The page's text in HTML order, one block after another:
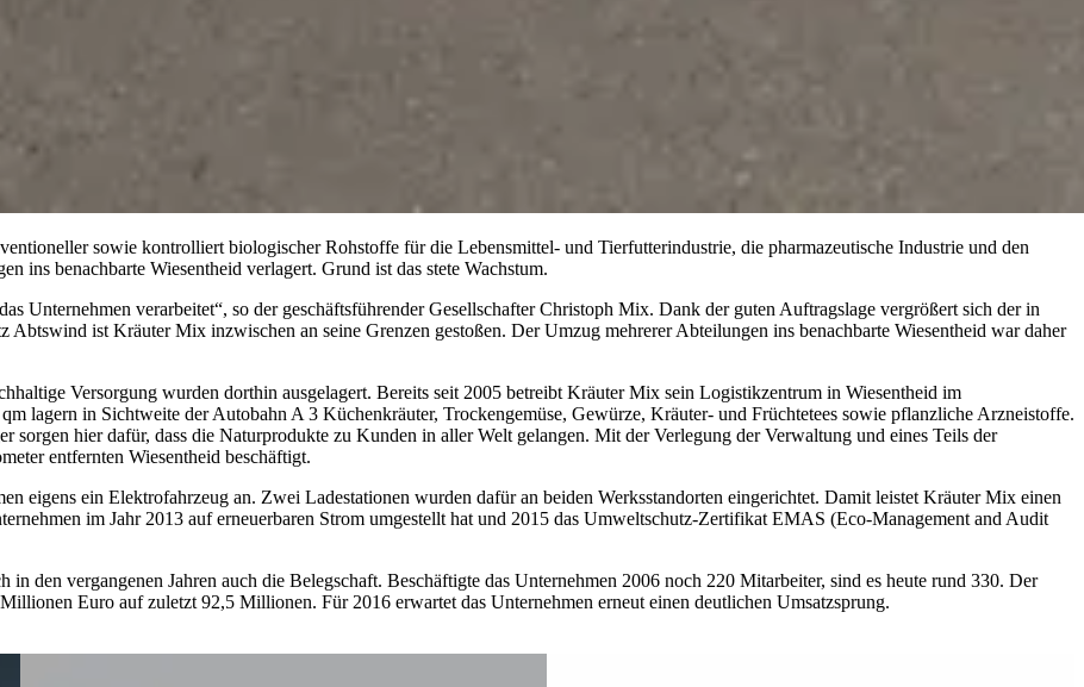
sowie kontrolliert biologischer Rohstoffe für die Lebensmittel- und Tierfutterindustrie, die pharmazeutische Industrie und den
ins benachbarte Wiesentheid verlagert. Grund ist das stete Wachstum.
Unternehmen verarbeitet“, so der geschäftsführender Gesellschafter Christoph Mix. Dank der guten Auftragslage vergrößert sich der in
ist Kräuter Mix inzwischen an seine Grenzen gestoßen. Der Umzug mehrerer Abteilungen ins benachbarte Wiesentheid war daher
Versorgung wurden dorthin ausgelagert. Bereits seit 2005 betreibt Kräuter Mix sein Logistikzentrum in Wiesentheid im
lagern in Sichtweite der Autobahn A 3 Küchenkräuter, Trockengemüse, Gewürze, Kräuter- und Früchtetees sowie pflanzliche Arzneistoffe.
sorgen hier dafür, dass die Naturprodukte zu Kunden in aller Welt gelangen. Mit der Verlegung der Verwaltung und eines Teils der
entfernten Wiesentheid beschäftigt.
eigens ein Elektrofahrzeug an. Zwei Ladestationen wurden dafür an beiden Werksstandorten eingerichtet. Damit leistet Kräuter Mix einen
im Jahr 2013 auf erneuerbaren Strom umgestellt hat und 2015 das Umweltschutz-Zertifikat EMAS (Eco-Management and Audit
den vergangenen Jahren auch die Belegschaft. Beschäftigte das Unternehmen 2006 noch 220 Mitarbeiter, sind es heute rund 330. Der
Euro auf zuletzt 92,5 Millionen. Für 2016 erwartet das Unternehmen erneut einen deutlichen Umsatzsprung.